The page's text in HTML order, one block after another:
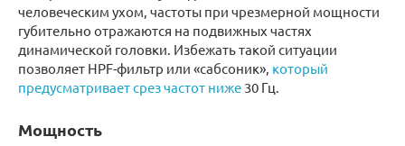
человеческим ухом, частоты при чрезмерной мощности
губительно отражаются на подвижных частях
динамической головки. Избежать такой ситуации
позволяет HPF-фильтр или «сабсоник», который
предусматривает срез частот ниже 30 Гц.
Мощность